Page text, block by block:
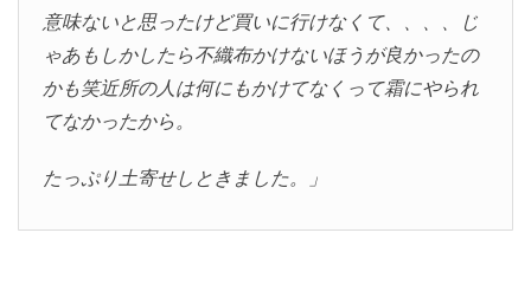
意味ないと思ったけど買いに行けなくて、、、、じ
ゃあもしかしたら不織布かけないほうが良かったの
かも笑近所の人は何にもかけてなくって霜にやられ
てなかったから。
たっぷり土寄せしときました。」